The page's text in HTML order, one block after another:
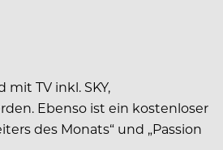
TV inkl. SKY,
Ebenso ist ein kostenloser
des Monats“ und „Passion